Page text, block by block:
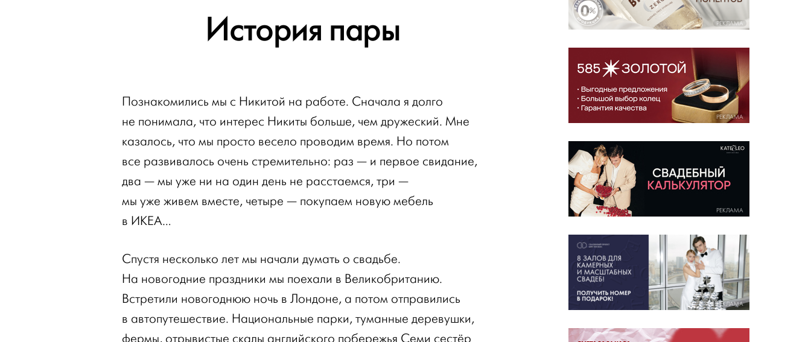
История пары
Познакомились мы с Никитой на работе. Сначала я долго
не понимала, что интерес Никиты больше, чем дружеский. Мне
казалось, что мы просто весело проводим время. Но потом
все развивалось очень стремительно: раз — и первое свидание,
два — мы уже ни на один день не расстаемся, три —
мы уже живем вместе, четыре — покупаем новую мебель
в ИКЕА…
Спустя несколько лет мы начали думать о свадьбе.
На новогодние праздники мы поехали в Великобританию.
Встретили новогоднюю ночь в Лондоне, а потом отправились
в автопутешествие. Национальные парки, туманные деревушки,
фермы, отрывистые скалы английского побережья Семи сестёр
РЕКЛАМА
РЕКЛАМА
РЕКЛАМА
РЕКЛАМА